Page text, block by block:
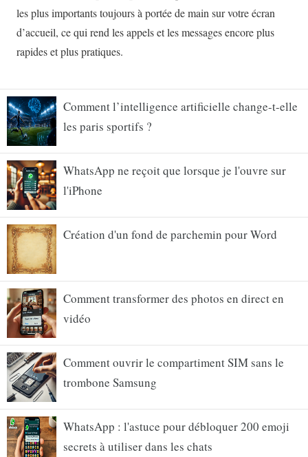
Comment l’intelligence artificielle change-t-elle
les paris sportifs ?
WhatsApp ne reçoit que lorsque je l'ouvre sur
l'iPhone
Création d'un fond de parchemin pour Word
Comment transformer des photos en direct en
vidéo
Comment ouvrir le compartiment SIM sans le
trombone Samsung
WhatsApp : l'astuce pour débloquer 200 emoji
secrets à utiliser dans les chats